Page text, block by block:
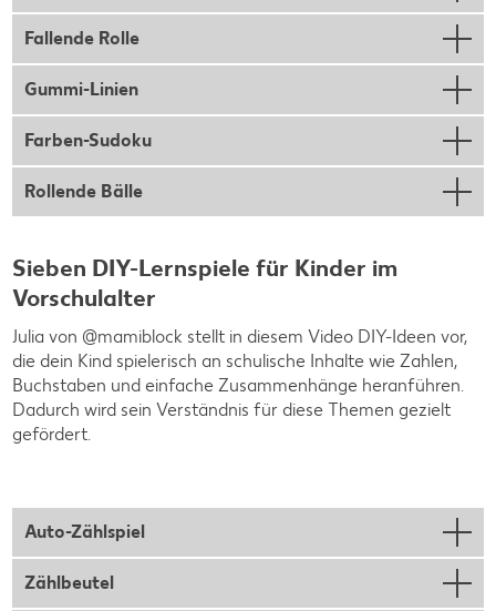
Fallende Rolle
Gummi-Linien
Farben-Sudoku
Rollende Bälle
Sieben DIY-Lernspiele für Kinder im
Vorschulalter
Julia von @mamiblock stellt in diesem Video DIY-Ideen vor,
die dein Kind spielerisch an schulische Inhalte wie Zahlen,
Buchstaben und einfache Zusammenhänge heranführen.
Dadurch wird sein Verständnis für diese Themen gezielt
gefördert.
Auto-Zählspiel
Zählbeutel